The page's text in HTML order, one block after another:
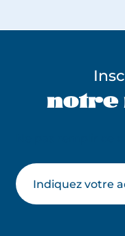
notre
Votre
email